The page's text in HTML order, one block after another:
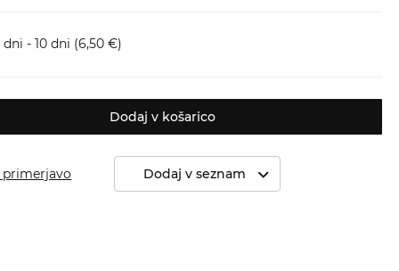
- 10 dni (6,50 €)
Dodaj v košarico
primerjavo Dodaj v seznam